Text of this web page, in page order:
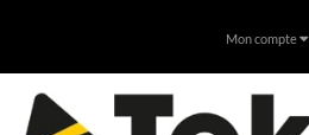
Mon compte